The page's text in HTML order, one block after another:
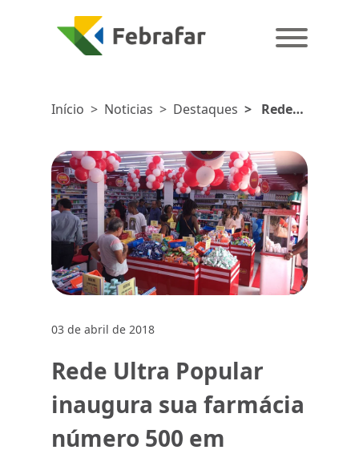
Início > Noticias > Destaques > Rede
Popular
inaugura
sua
farmácia
número
500 em
Salvador
03 de abril de 2018
Rede Ultra Popular
inaugura sua farmácia
número 500 em